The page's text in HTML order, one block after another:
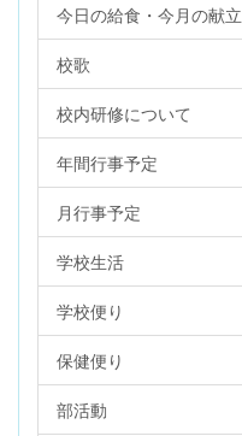
今日の給食・今月の献立
校歌
校内研修について
年間行事予定
月行事予定
学校生活
学校便り
保健便り
部活動